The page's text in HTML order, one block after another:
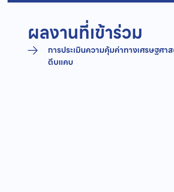
ผลงานที่เข้าร่วม
การประเมินความคุ้มค่าทางเศรษฐศ
ตีบแคบ